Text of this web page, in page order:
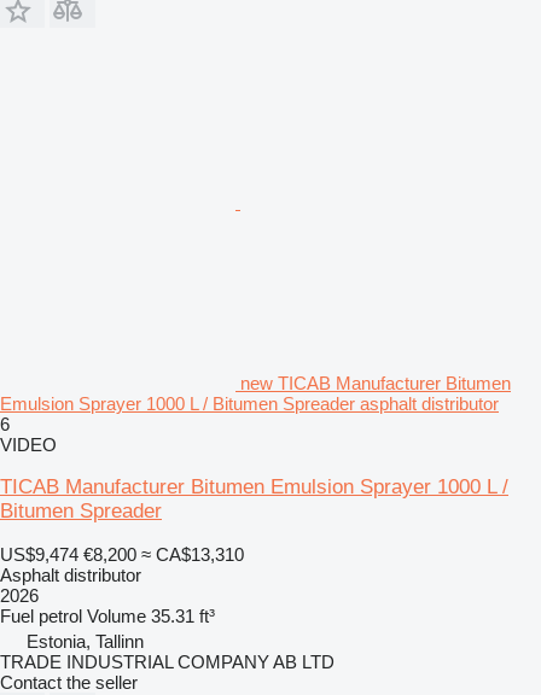
new TICAB Manufacturer Bitumen
Emulsion Sprayer 1000 L / Bitumen Spreader asphalt distributor
6
VIDEO
TICAB Manufacturer Bitumen Emulsion Sprayer 1000 L /
Bitumen Spreader
US$9,474 €8,200 ≈ CA$13,310
Asphalt distributor
2026
Fuel petrol Volume 35.31 ft³
Estonia, Tallinn
TRADE INDUSTRIAL COMPANY AB LTD
Contact the seller